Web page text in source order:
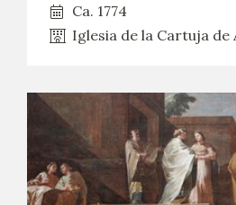
Ca. 1774
Iglesia de la Cartuja de